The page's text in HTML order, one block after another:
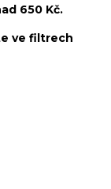
650 Kč.
ve filtrech